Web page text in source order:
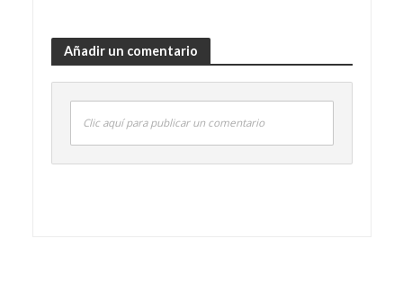
Añadir un comentario
Clic aquí para publicar un comentario